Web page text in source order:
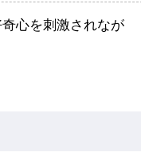
心を刺激されなが